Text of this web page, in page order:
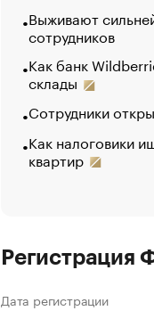
Выживают
сотрудников
Как банк
склады
Сотрудники
Как налоговики
квартир
Регистрация
Дата регистрации